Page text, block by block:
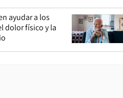
ayudar a los
dolor físico y la